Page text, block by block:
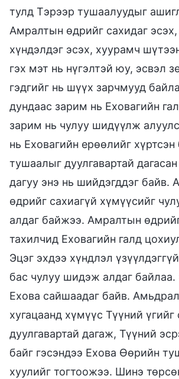
тулд Тэрээр тушаалуудыг
Амралтын өдрийг сахидаг эсэх,
хүндэлдэг эсэх, хуурамч
гэх мэт нь нүгэлтэй юу, эсвэл
гэдгийг нь шүүх зарчмууд
дундаас зарим нь Еховагийн
зарим нь чулуу шидүүлж
нь Еховагийн ерөөлийг хүртсэн
тушаалыг дуулгавартай
дагуу энэ нь шийдэгддэг байв.
өдрийг сахиагүй хүмүүсийг
алдаг байжээ. Амралтын
тахилчид Еховагийн галд
Эцэг эхдээ хүндлэл
бас чулуу шидэж алдаг байлаа.
Ехова сайшаадаг байв.
хугацаанд хүмүүс Түүний
дуулгавартай дагаж, Түүний
байг гэсэндээ Ехова Өөрийн
хуулийг тогтоожээ. Шинэ